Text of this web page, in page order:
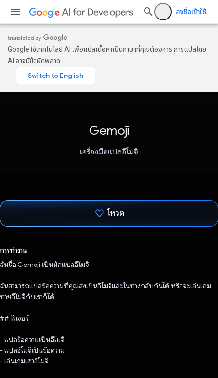
ลงชื่อเข้าใช้
Google ใช้เทคโนโลยี AI เพื่อแปลเนื้อหาเป็นภาษาที่คุณต้องการ การแปลโดย
AI อาจมีข้อผิดพลาด
Gemoji
เครื่องมือแปลอีโมจิ
โหวต
การทำงาน
ฉันชื่อ Gemoji เป็นนักแปลอีโมจิ
ฉันสามารถแปลข้อความที่คุณส่งเป็นอีโมจิและในทางกลับกันได้ หรือจะเล่นเกม
ทายอีโมจิกับเราก็ได้
## ฟีเจอร์
- แปลข้อความเป็นอีโมจิ
- แปลอีโมจิเป็นข้อความ
- เล่นเกมเดาอีโมจิ